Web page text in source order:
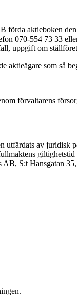
aktieboken
070-554 73 33
uppgift om
som så
förvaltarens
av
S:t Hansgatan